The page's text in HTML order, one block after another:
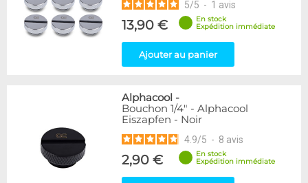
Mâle / Mâle
44
153
12
Carré
4
Coudé 90°
Droit
280
5/5 - 1 avis
13,90 €
En stock
Expédition immédiate
Ajouter au panier
Alphacool -
Bouchon 1/4" - Alphacool
Eiszapfen - Noir
4.9/5 - 8 avis
2,90 €
En stock
Expédition immédiate